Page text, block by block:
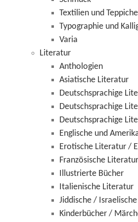
Textilien und Teppiche
Typographie und
Varia
Literatur
Anthologien
Asiatische Literatur
Deutschsprachige
Deutschsprachige
Deutschsprachige
Englische und
Erotische Literatur /
Französische Literatur
Illustrierte Bücher
Italienische Literatur
Jiddische /
Kinderbücher /